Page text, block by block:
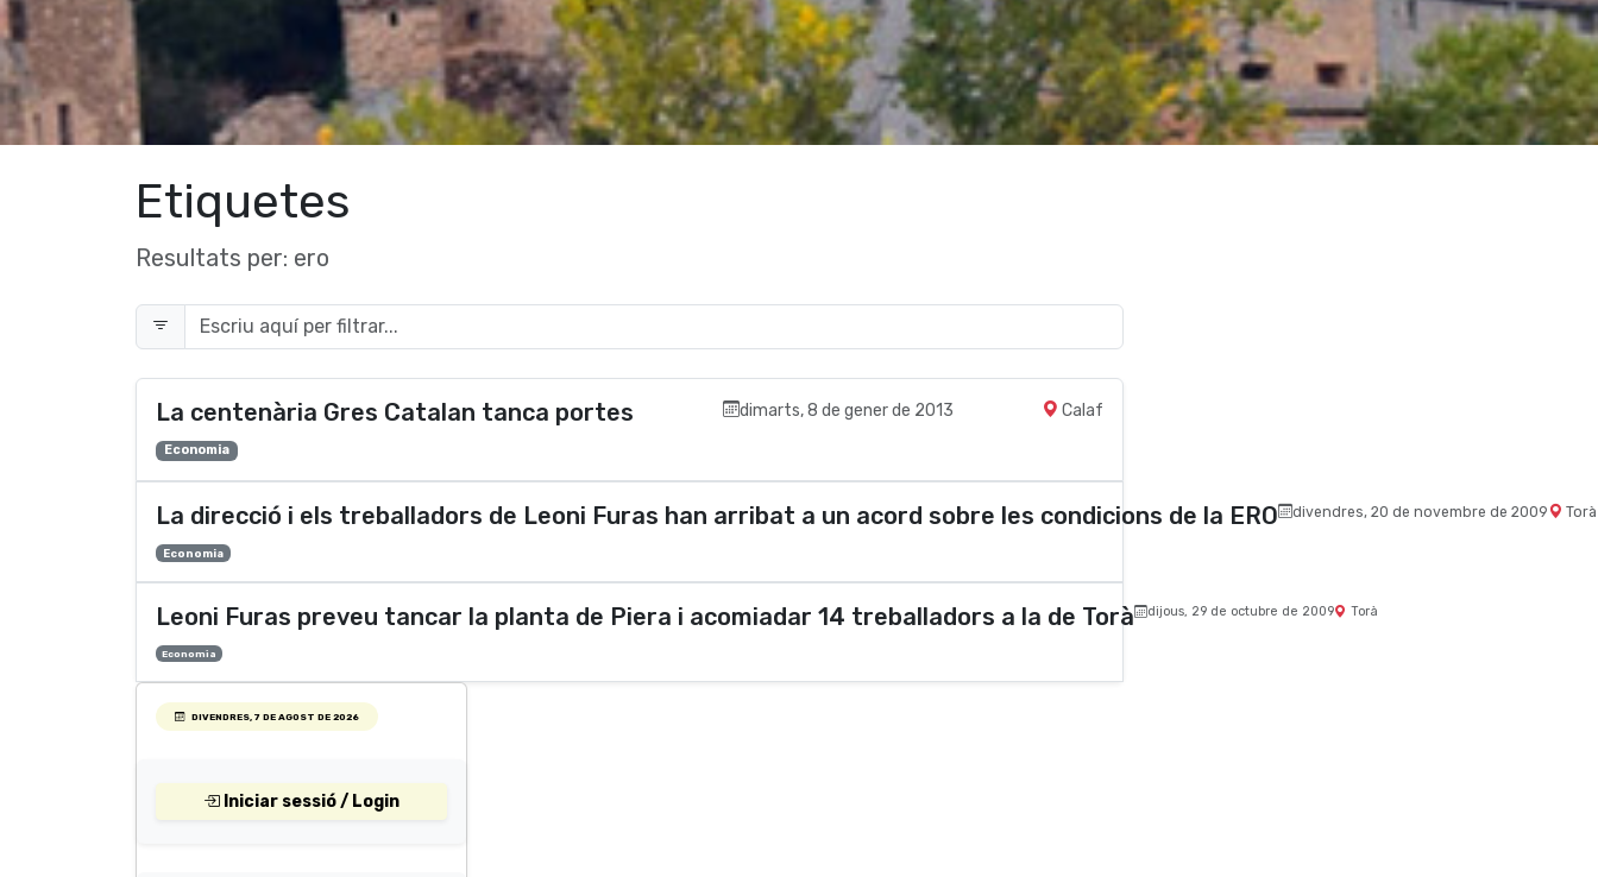
Etiquetes
Resultats per: ero
La centenària Gres Catalan tanca portes dimarts, 8 de gener de 2013 Calaf
Economia
La direcció i els treballadors de Leoni Furas han arribat a un acord sobre les condicions de la ERO divendres, 20 de novembre de 2009 Torà
Economia
Leoni Furas preveu tancar la planta de Piera i acomiadar 14 treballadors a la de Torà dijous, 29 de octubre de 2009 Torà
Economia
DIVENDRES, 7 DE AGOST DE 2026
Iniciar sessió / Login